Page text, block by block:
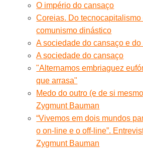
O império do cansaço
Coreias. Do
comunismo dinástico
A sociedade do cansaço e do
A sociedade do cansaço
"Alternamos embriaguez
que arrasa"
Medo do outro (e de si
Zygmunt Bauman
“Vivemos em dois mundos
o on-line e o off-line”.
Zygmunt Bauman